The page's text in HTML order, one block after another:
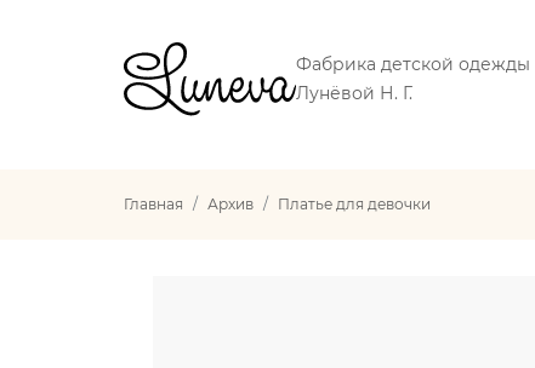
Фабрика детской одежды
Лунёвой Н. Г.
Главная Архив Платье для девочки